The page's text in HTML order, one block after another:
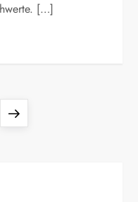
[…]
Next